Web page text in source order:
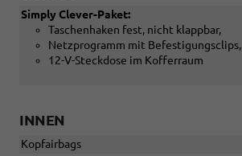
Simply Clever-Paket:
Taschenhaken fest, nicht klappbar,
Netzprogramm mit Befestigungsclips,
12-V-Steckdose im Kofferraum
INNEN
Kopfairbags